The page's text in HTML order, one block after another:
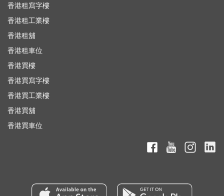
香港租寫字樓
香港租工業樓
香港租舖
香港租車位
香港買樓
香港買寫字樓
香港買工業樓
香港買舖
香港買車位